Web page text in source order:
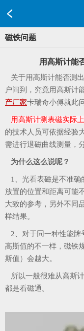
磁铁问题
用高斯计能
关于用高斯计能否测
户问到，究竟用高斯计
产厂家卡瑞奇小傅就此
用高斯计测表磁实际
的技术人员可依据经验
需进行退磁曲线测量，
为什么这么说呢？
1、光看表磁是不准确
放置的位置和距离可能
大致的参考，另外不同
样结果。
2、对于同一种性能牌
高斯值的不一样，磁铁
斯值）会越大。
所以一般很难从高斯
都是看磁通。